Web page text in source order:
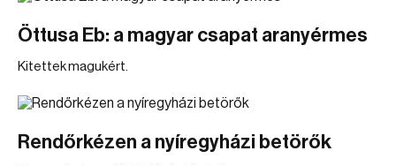
Öttusa Eb: a magyar csapat aranyérmes
Kitettek magukért.
Rendőrkézen a nyíregyházi betörők